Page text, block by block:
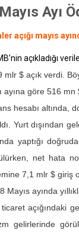
Ayı
açığı mayıs
açıkladığı
mlr $ açık verdi.
ayına göre 516 mn
hesabı altında,
Yurt dışından
yaptığı
net hata
7,1 mlr $ giriş
Mayıs ayında
ticaret açığındaki
gelirlerinde